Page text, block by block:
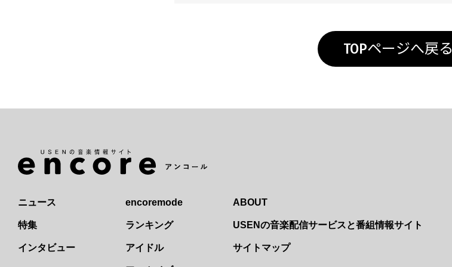
TOPページへ戻る
ニュース
特集
インタビュー
encoremode
ランキング
アイドル
ABOUT
USENの音楽配信サービスと番組情報サイト
サイトマップ